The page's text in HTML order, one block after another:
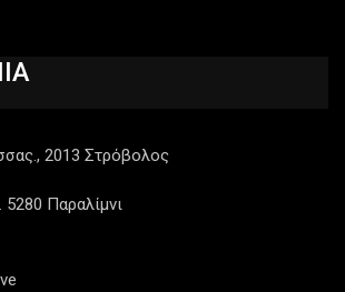
2013 Στρόβολος
5280 Παραλίμνι